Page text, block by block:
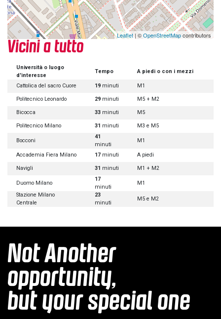
Leaflet| ©OpenStreetMapcontributors
Vicini a tutto
Università o luogo
d'interesse
Tempo A piedi o con i mezzi
Cattolica del sacro Cuore 19 minuti M1
Politecnico Leonardo 29 minuti M5 + M2
Bicocca 33 minuti M5
Politecnico Milano 31 minuti M3 e M5
Bocconi
41
minuti
M1
Accademia Fiera Milano 17 minuti A piedi
Navigli 31 minuti M1 + M2
Duomo Milano
17
minuti
M1
Stazione Milano
Centrale
23
minuti
M5 e M2
Not Another
opportunity,
but your special one